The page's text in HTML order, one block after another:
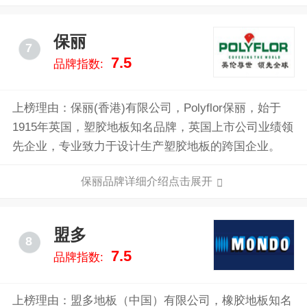
7 保丽
品牌指数: 7.5
上榜理由：保丽(香港)有限公司，Polyflor保丽，始于
1915年英国，塑胶地板知名品牌，英国上市公司业绩领
先企业，专业致力于设计生产塑胶地板的跨国企业。
保丽品牌详细介绍点击展开
8 盟多
品牌指数: 7.5
上榜理由：盟多地板（中国）有限公司，橡胶地板知名